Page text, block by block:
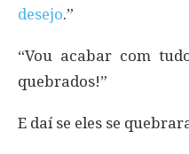
desejo.”
“Vou acabar com
quebrados!”
E daí se eles se